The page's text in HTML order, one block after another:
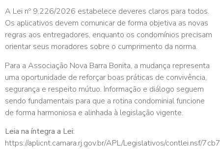
A Lei nº 9.226/2026 estabelece deveres claros para todos.
Os aplicativos devem comunicar de forma objetiva as novas
regras aos entregadores, enquanto os condomínios precisam
orientar seus moradores sobre o cumprimento da norma.
Para a Associação Nova Barra Bonita, a mudança representa
uma oportunidade de reforçar boas práticas de convivência,
segurança e respeito mútuo. Informação e diálogo seguem
sendo fundamentais para que a rotina condominial funcione
de forma harmoniosa e alinhada à legislação vigente.
Leia na íntegra a Lei:
https://aplicnt.camara.rj.gov.br/APL/Legislativos/